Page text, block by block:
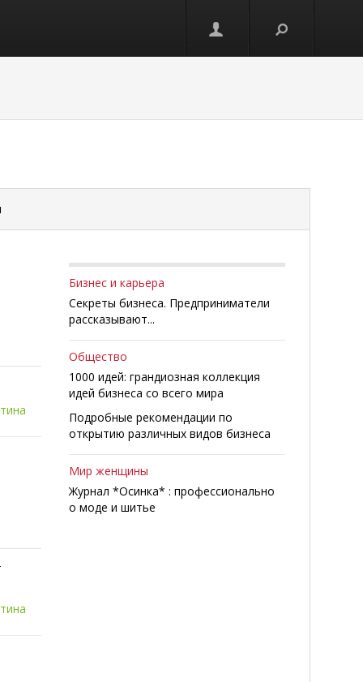
Бизнес и карьера
Секреты бизнеса. Предприниматели
рассказывают...
Общество
1000 идей: грандиозная коллекция
идей бизнеса со всего мира
Подробные рекомендации по
открытию различных видов бизнеса
Мир женщины
Журнал *Осинка* : профессионально
о моде и шитье